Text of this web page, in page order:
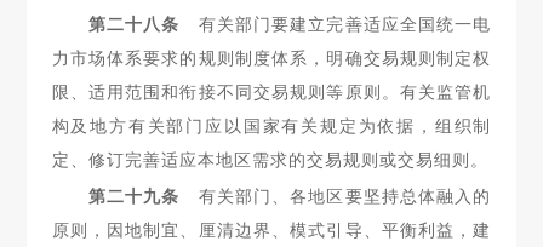
第二十八条 有关部门要建立完善适应全国统一电
力市场体 系要求的规则制度体系，明确交易规则制定权
限、适用范围和衔接不同交易规则等原则。有关监管机
构及地方有关部门应以国家有关规定为依据，组织制
定、修订完善适应本地区需求的交易规则或交易细则。
第二十九条 有关部门、各地区要坚持总体融入的
原则，因地制宜、厘清边界、模式引导、平衡利益，建